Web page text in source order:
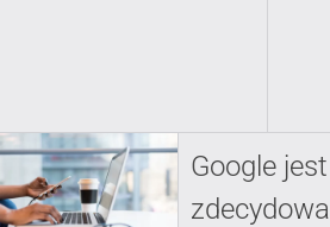
Google jest
zdecydowa